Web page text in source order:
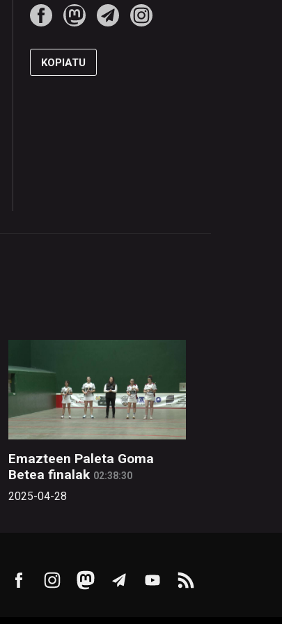
KOPIATU
Emazteen Paleta Goma
Betea finalak 02:38:30
2025-04-28